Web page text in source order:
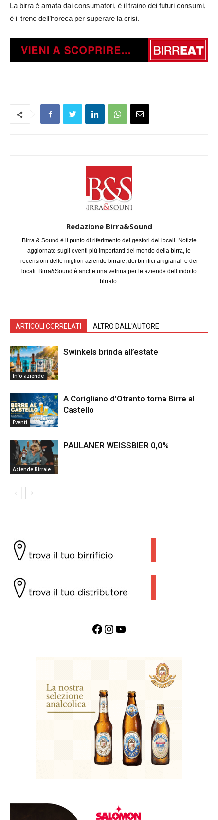
La birra è amata dai consumatori, è il traino dei futuri consumi,
è il treno dell’horeca per superare la crisi.
Redazione Birra&Sound
Birra & Sound è il punto di riferimento dei gestori dei locali. Notizie
aggiornate sugli eventi più importanti del mondo della birra, le
recensioni delle migliori aziende birraie, dei birrifici artigianali e dei
locali. Birra&Sound è anche una vetrina per le aziende dell’indotto
birraio.
ARTICOLI CORRELATI ALTRO DALL'AUTORE
Info aziende
Swinkels brinda all’estate
Eventi
A Corigliano d’Otranto torna Birre al
Castello
Aziende Birraie
PAULANER WEISSBIER 0,0%
Facebook InstagramYouTube